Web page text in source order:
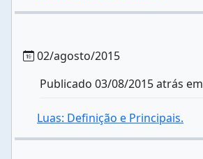
02/agosto/2015
Publicado 03/08/2015 atrás em
Luas: Definição e Principais.